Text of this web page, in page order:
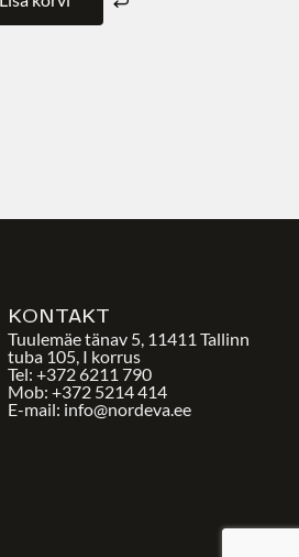
KONTAKT
Tuulemäe tänav 5, 11411 Tallinn
tuba 105, I korrus
Tel: +372 6211 790
Mob: +372 5214 414
E-mail: info@nordeva.ee